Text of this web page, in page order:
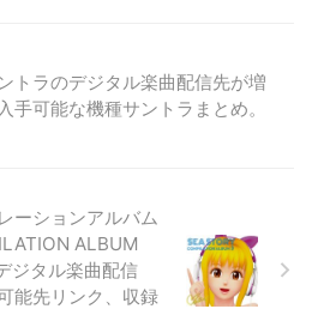
トラのデジタル楽曲配信先が増
手可能な機種サントラまとめ。
ーションアルバム
ALBUM
ジタル楽曲配信
能先リンク、収録